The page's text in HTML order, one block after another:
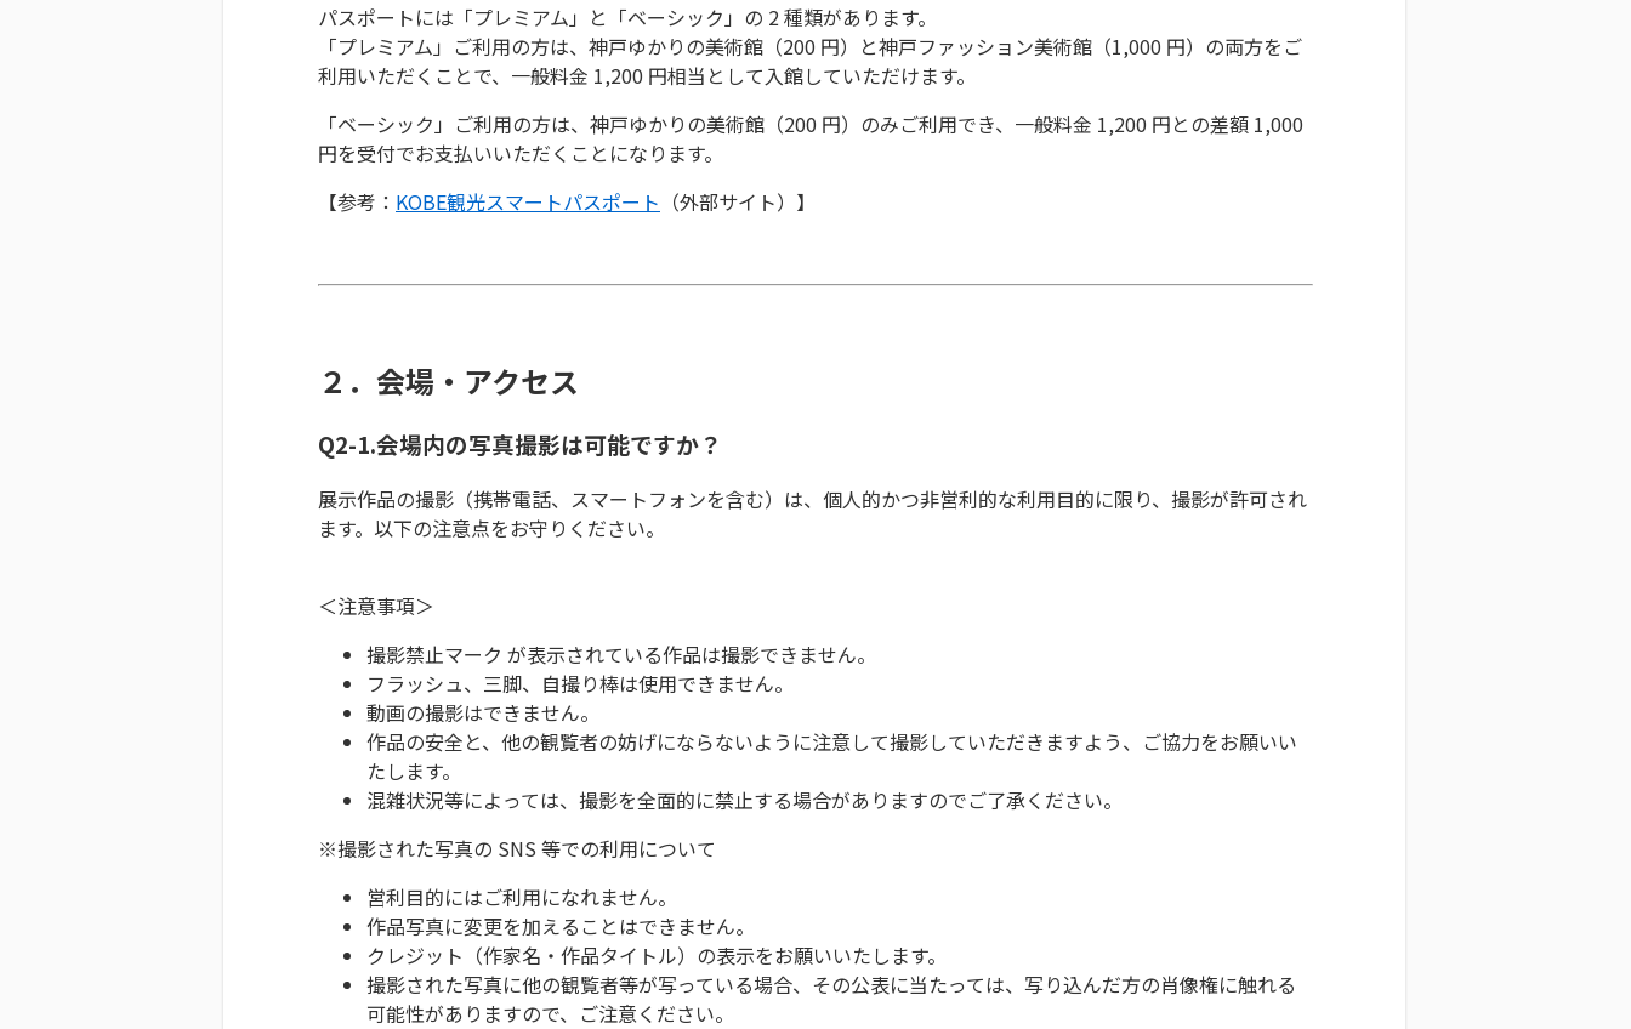
パスポートには「プレミアム」と「ベーシック」の 2 種類があります。
「プレミアム」ご利用の方は、神戸ゆかりの美術館（200 円）と神戸ファッション美術館（1,000 円）の両方をご
利用いただくことで、一般料金 1,200 円相当として入館していただけます。
「ベーシック」ご利用の方は、神戸ゆかりの美術館（200 円）のみご利用でき、一般料金 1,200 円との差額 1,000
円を受付でお支払いいただくことになります。
【参考： KOBE観光スマートパスポート （外部サイト）】
２．会場・アクセス
Q2-1.会場内の写真撮影は可能ですか？
展示作品の撮影（携帯電話、スマートフォンを含む）は、個人的かつ非営利的な利用目的に限り、撮影が許可され
ます。以下の注意点をお守りください。
＜注意事項＞
撮影禁止マーク が表示されている作品は撮影できません。
フラッシュ、三脚、自撮り棒は使用できません。
動画の撮影はできません。
作品の安全と、他の観覧者の妨げにならないように注意して撮影していただきますよう、ご協力をお願いい
たします。
混雑状況等によっては、撮影を全面的に禁止する場合がありますのでご了承ください。
※撮影された写真の SNS 等での利用について
営利目的にはご利用になれません。
作品写真に変更を加えることはできません。
クレジット（作家名・作品タイトル）の表示をお願いいたします。
撮影された写真に他の観覧者等が写っている場合、その公表に当たっては、写り込んだ方の肖像権に触れる
可能性がありますので、ご注意ください。